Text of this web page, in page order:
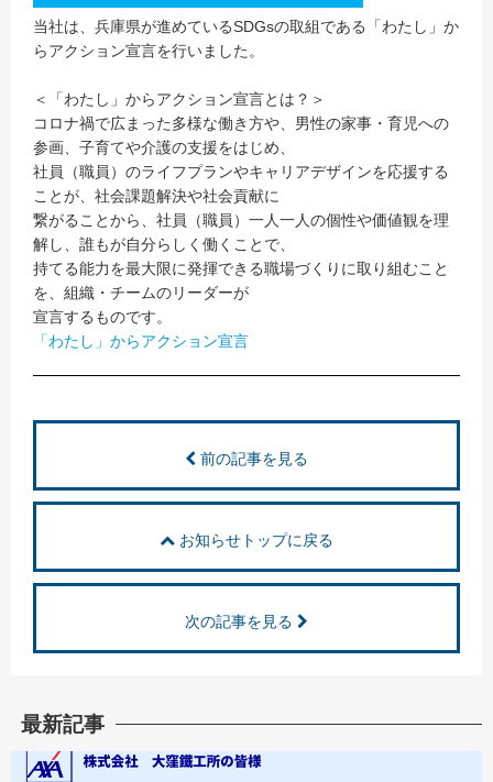
当社は、兵庫県が進めているSDGsの取組である「わたし」か
らアクション宣言を行いました。
＜「わたし」からアクション宣言とは？＞
コロナ禍で広まった多様な働き方や、男性の家事・育児への
参画、子育てや介護の支援をはじめ、
社員（職員）のライフプランやキャリアデザインを応援する
ことが、社会課題解決や社会貢献に
繋がることから、社員（職員）一人一人の個性や価値観を理
解し、誰もが自分らしく働くことで、
持てる能力を最大限に発揮できる職場づくりに取り組むこと
を、組織・チームのリーダーが
宣言するものです。
「わたし」からアクション宣言
前の記事を見る
お知らせトップに戻る
次の記事を見る
最新記事